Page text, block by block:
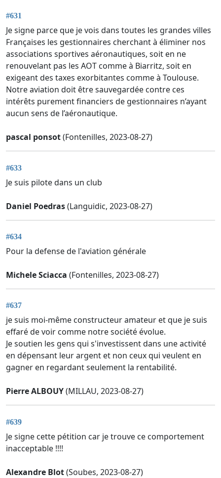
#631
Je signe parce que je vois dans toutes les grandes villes
Françaises les gestionnaires cherchant à éliminer nos
associations sportives aéronautiques, soit en ne
renouvelant pas les AOT comme à Biarritz, soit en
exigeant des taxes exorbitantes comme à Toulouse.
Notre aviation doit être sauvegardée contre ces
intérêts purement financiers de gestionnaires n’ayant
aucun sens de l’aéronautique.
pascal ponsot(Fontenilles, 2023-08-27)
#633
Je suis pilote dans un club
Daniel Poedras(Languidic, 2023-08-27)
#634
Pour la defense de l'aviation générale
Michele Sciacca (Fontenilles, 2023-08-27)
#637
je suis moi-même constructeur amateur et que je suis
effaré de voir comme notre société évolue.
Je soutien les gens qui s'investissent dans une activité
en dépensant leur argent et non ceux qui veulent en
gagner en regardant seulement la rentabilité.
Pierre ALBOUY(MILLAU, 2023-08-27)
#639
Je signe cette pétition car je trouve ce comportement
inacceptable !!!!
Alexandre Blot(Soubes, 2023-08-27)